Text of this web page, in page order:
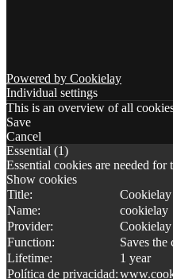
Powered by Cookielay
Individual settings
This is an overview of all
Save
Cancel
Essential (1)
Essential cookies are needed
Show cookies
Title:
Cookielay
Name:
cookielay
Provider:
Cookielay
Function:
Saves the
Lifetime:
1 year
Política de privacidad: